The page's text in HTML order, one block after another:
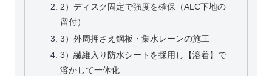
2）ディスク固定で強度を確保（ALC下地の
留付）
3）外周押さえ鋼板・集水レーンの施工
3）繊維入り防水シートを採用し【溶着】で
溶かして一体化